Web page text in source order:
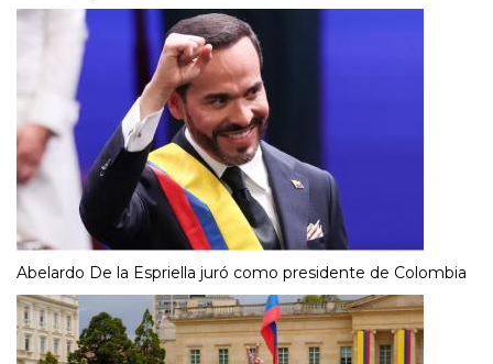
Abelardo De la Espriella juró como presidente de Colombia